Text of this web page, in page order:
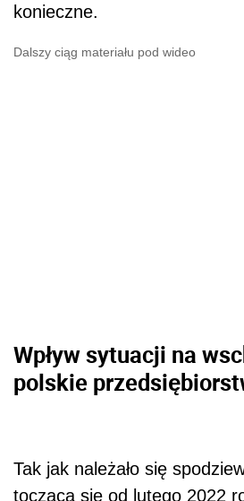
konieczne.
Dalszy ciąg materiału pod wideo
Wpływ sytuacji na
polskie
Tak jak należało się
tocząca się od lutego 2022